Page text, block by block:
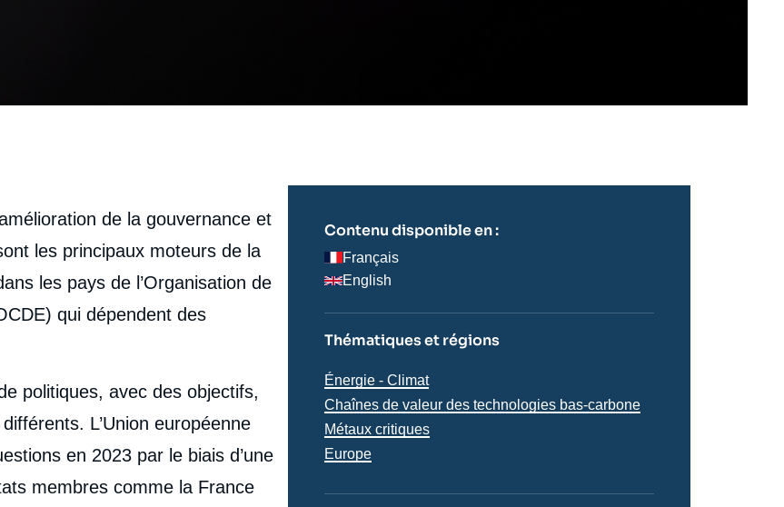
de la gouvernance et
les principaux moteurs de la
les pays de l’Organisation de
qui dépendent des
politiques, avec des objectifs,
L’Union européenne
en 2023 par le biais d’une
membres comme la France
Contenu disponible en :
Français
English
Thématiques et régions
Thématiques
analyses
Énergie - Climat
Chaînes de valeur des technologies bas-carbone
Métaux critiques
Régions
Europe
Diana-Paula GHERASIM, « La difficile réorganisation
critiques – regards sur les politiques européennes de
réduction des risques », Notes, Ifri, 30 septembre
2024.
Copier